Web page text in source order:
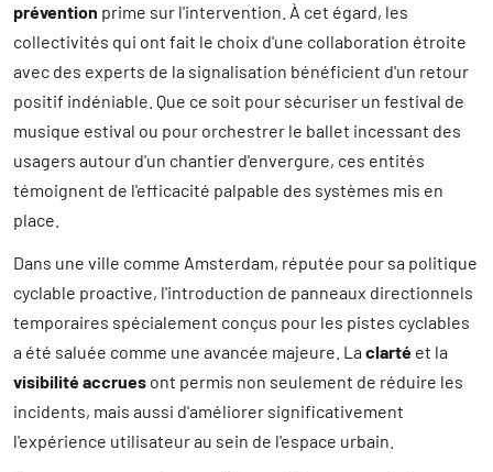
prévention prime sur l'intervention. À cet égard, les
collectivités qui ont fait le choix d'une collaboration étroite
avec des experts de la signalisation bénéficient d'un retour
positif indéniable. Que ce soit pour sécuriser un festival de
musique estival ou pour orchestrer le ballet incessant des
usagers autour d'un chantier d'envergure, ces entités
témoignent de l'efficacité palpable des systèmes mis en
place.
Dans une ville comme Amsterdam, réputée pour sa politique
cyclable proactive, l'introduction de panneaux directionnels
temporaires spécialement conçus pour les pistes cyclables
a été saluée comme une avancée majeure. La clarté et la
visibilité accrues ont permis non seulement de réduire les
incidents, mais aussi d'améliorer significativement
l'expérience utilisateur au sein de l'espace urbain.